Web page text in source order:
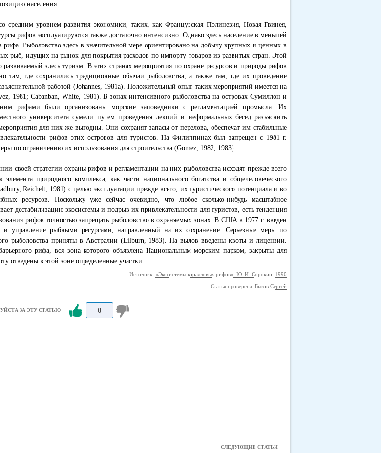
населения.
средним уровнем развития экономики, таких, как Французская Полинезия, Новая Гвинея,
рифов эксплуатируются также достаточно интенсивно. Однако здесь население в меньшей
рифа. Рыболовство здесь в значительной мере ориентировано на добычу крупных и ценных в
рыб, идущих на рынок для покрытия расходов по импорту товаров из развитых стран. Этой
здесь туризм. В этих странах мероприятия по охране ресурсов и природы рифов
там, где сохранились традиционные обычаи рыболовства, а также там, где их проведение
работой (Johannes, 1981а). Положительный опыт таких мероприятий имеется на
1981; Cabanban, White, 1981). В зонах интенсивного рыболовства на островах Сумиллон и
рифами были организованы морские заповедники с регламентацией промысла. Их
университета сумели путем проведения лекций и неформальных бесед разъяснить
для них же выгодны. Они сохранят запасы от перелова, обеспечат им стабильные
рифов этих островов для туристов. На Филиппинах был запрещен с 1981 г.
по ограничению их использования для строительства (Gomez, 1982, 1983).
своей стратегии охраны рифов и регламентации на них рыболовства исходят прежде всего
элемента природного комплекса, как части национального богатства и общечеловеческого
Reichelt, 1981) с целью эксплуатации прежде всего, их туристического потенциала и во
ресурсов. Поскольку уже сейчас очевидно, что любое сколько-нибудь масштабное
дестабилизацию экосистемы и подрыв их привлекательности для туристов, есть тенденция
рифов точностью запрещать рыболовство в охраняемых зонах. В США в 1977 г. введен
и управление рыбными ресурсами, направленный на их сохранение. Серьезные меры по
рыболовства приняты в Австралии (Lilburn, 1983). На вылов введены квоты и лицензии.
рифа, вся зона которого объявлена Национальным морским парком, закрыты для
отведены в этой зоне определенные участки.
Источник: «Экосистемы коралловых рифов», Ю. И. Сорокин, 1990
Статья проверена: Быков Сергей
ЗА ЭТУ СТАТЬЮ 0
СЛЕДУЮЩИЕ СТАТЬИ